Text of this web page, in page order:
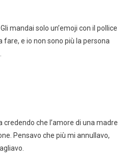
mandai solo un’emoji con il pollice
fare, e io non sono più la persona
che l’amore di una madre
Pensavo che più mi annullavo,